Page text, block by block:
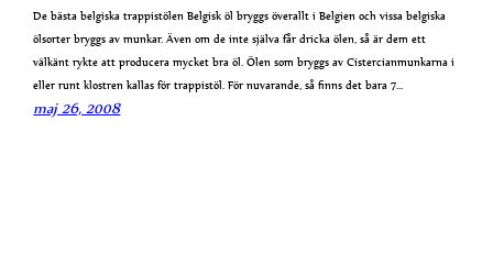
De bästa belgiska trappistölen Belgisk öl bryggs överallt i Belgien och vissa belgiska
ölsorter bryggs av munkar. Även om de inte själva får dricka ölen, så är dem ett
välkänt rykte att producera mycket bra öl. Ölen som bryggs av Cistercianmunkarna i
eller runt klostren kallas för trappistöl. För nuvarande, så finns det bara 7…
maj 26, 2008